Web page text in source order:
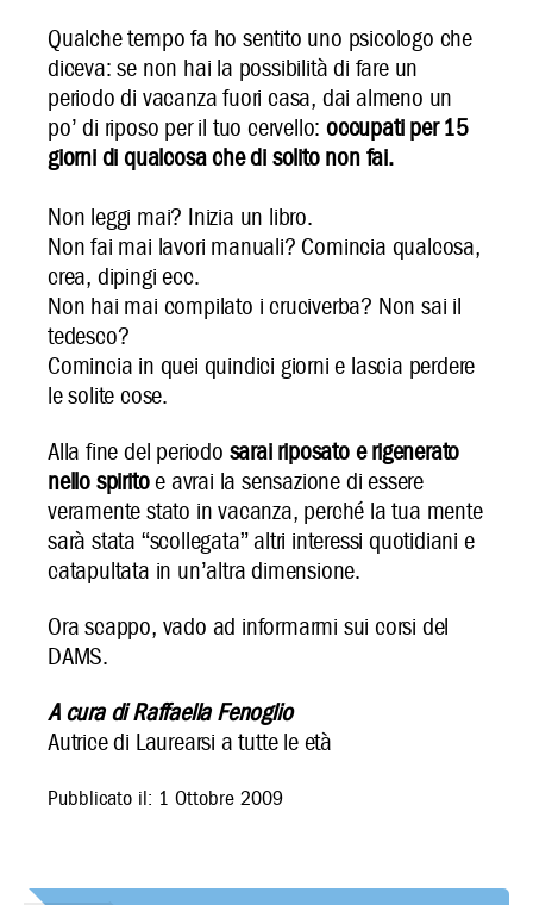
Qualche tempo fa ho sentito uno psicologo che
diceva: se non hai la possibilità di fare un
periodo di vacanza fuori casa, dai almeno un
po’ di riposo per il tuo cervello: occupati per 15
giorni di qualcosa che di solito non fai.
Non leggi mai? Inizia un libro.
Non fai mai lavori manuali? Comincia qualcosa,
crea, dipingi ecc.
Non hai mai compilato i cruciverba? Non sai il
tedesco?
Comincia in quei quindici giorni e lascia perdere
le solite cose.
Alla fine del periodo sarai riposato e rigenerato
nello spiritoe avrai la sensazione di essere
veramente stato in vacanza, perché la tua mente
sarà stata “scollegata” altri interessi quotidiani e
catapultata in un’altra dimensione.
Ora scappo, vado ad informarmi sui corsi del
DAMS.
A cura di Raffaella Fenoglio
Autrice di Laurearsi a tutte le età
Pubblicato il: 1 Ottobre 2009